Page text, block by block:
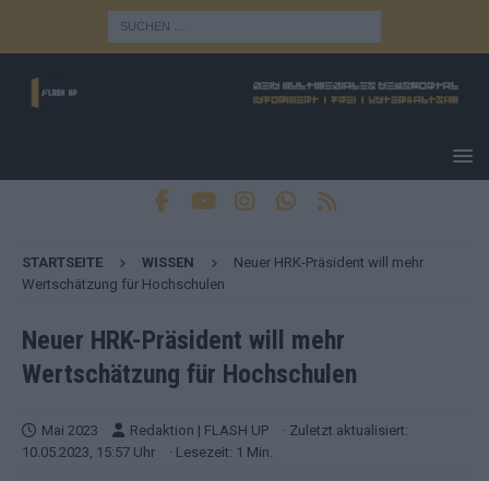
STARTSEITE WISSEN
Neuer HRK-Präsident will mehr
Wertschätzung für Hochschulen
Neuer HRK-Präsident will mehr
Wertschätzung für Hochschulen
Mai 2023 Redaktion | FLASH UP
· Zuletzt aktualisiert:
10.05.2023, 15:57 Uhr
· Lesezeit: 1 Min.